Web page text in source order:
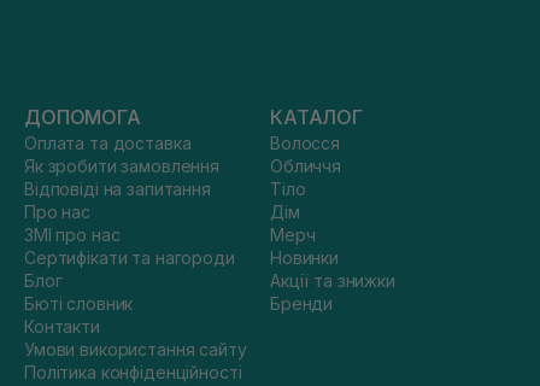
ДОПОМОГА
Оплата та доставка
Як зробити замовлення
Відповіді на запитання
Про нас
ЗМІ про нас
Сертифікати та нагороди
Блог
Бюті словник
Контакти
Умови використання сайту
Політика конфіденційності
КАТАЛОГ
Волосся
Обличчя
Тіло
Дім
Мерч
Новинки
Акції та знижки
Бренди